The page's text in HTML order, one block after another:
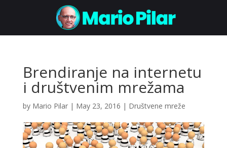
Brendiranje na internetu
i društvenim mrežama
by Mario Pilar| May 23, 2016 | Društvene mreže